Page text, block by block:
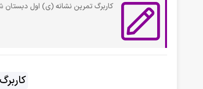
کاربرگ تمرین نشانه (ی) اول دبستان